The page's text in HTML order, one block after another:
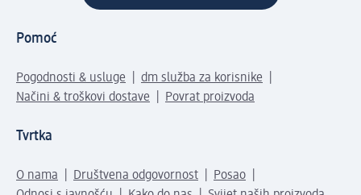
Pomoć
Pogodnosti & usluge
dm služba za korisnike
Načini & troškovi dostave
Povrat proizvoda
Tvrtka
O nama Društvena odgovornost
Posao